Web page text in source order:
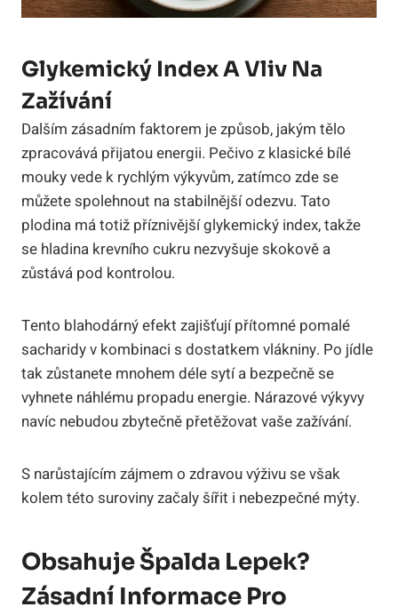
Glykemický Index A Vliv Na
Zažívání
Dalším zásadním faktorem je způsob, jakým tělo
zpracovává přijatou energii. Pečivo z klasické bílé
mouky vede k rychlým výkyvům, zatímco zde se
můžete spolehnout na stabilnější odezvu. Tato
plodina má totiž příznivější glykemický index, takže
se hladina krevního cukru nezvyšuje skokově a
zůstává pod kontrolou.
Tento blahodárný efekt zajišťují přítomné pomalé
sacharidy v kombinaci s dostatkem vlákniny. Po jídle
tak zůstanete mnohem déle sytí a bezpečně se
vyhnete náhlému propadu energie. Nárazové výkyvy
navíc nebudou zbytečně přetěžovat vaše zažívání.
S narůstajícím zájmem o zdravou výživu se však
kolem této suroviny začaly šířit i nebezpečné mýty.
Obsahuje Špalda Lepek?
Zásadní Informace Pro